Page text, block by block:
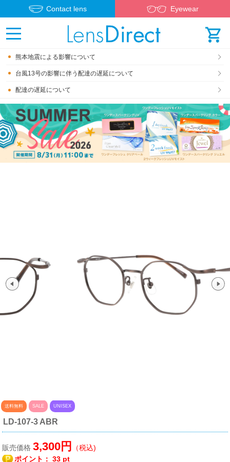
Contact lens Eyewear
熊本地震による影響について
台風13号の影響に伴う配達の遅延について
配達の遅延について
送料無料 SALE UNISEX
LD-107-3 ABR
販売価格3,300円
（税込)
ポイント：33 pt